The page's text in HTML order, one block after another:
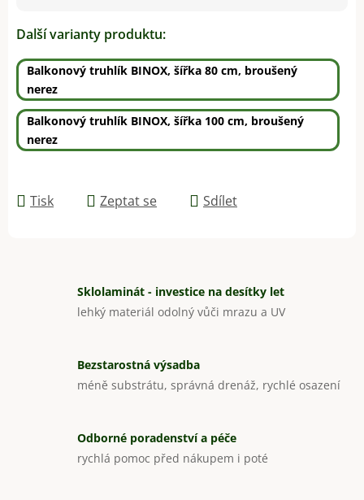
Další varianty produktu:
Balkonový truhlík BINOX, šířka 80 cm, broušený
nerez
Balkonový truhlík BINOX, šířka 100 cm, broušený
nerez
Tisk Zeptat se Sdílet
Sklolaminát - investice na desítky let
lehký materiál odolný vůči mrazu a UV
Bezstarostná výsadba
méně substrátu, správná drenáž, rychlé osazení
Odborné poradenství a péče
rychlá pomoc před nákupem i poté